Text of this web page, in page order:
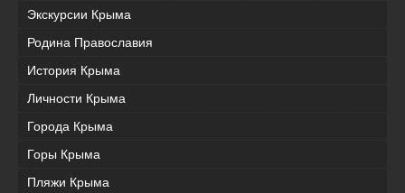
Экскурсии Крыма
Родина Православия
История Крыма
Личности Крыма
Города Крыма
Горы Крыма
Пляжи Крыма